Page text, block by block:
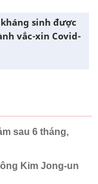
sinh được
vắc-xin Covid-
sau 6 tháng,
Kim Jong-un